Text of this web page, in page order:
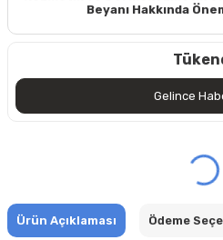
Beyanı Hakkında
Gelince
Ürün Açıklaması Ödeme